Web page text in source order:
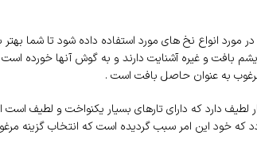
انواع نخ های مورد استفاده داده شود تا شما بهتر
بافت و غیره آشنایت دارند و به گوش آنها
به عنوان حاصل بافت است .
دارد که دارای تارهای بسیار یکنواخت و لطیف
که خود این امر سبب گردیده است که انتخاب